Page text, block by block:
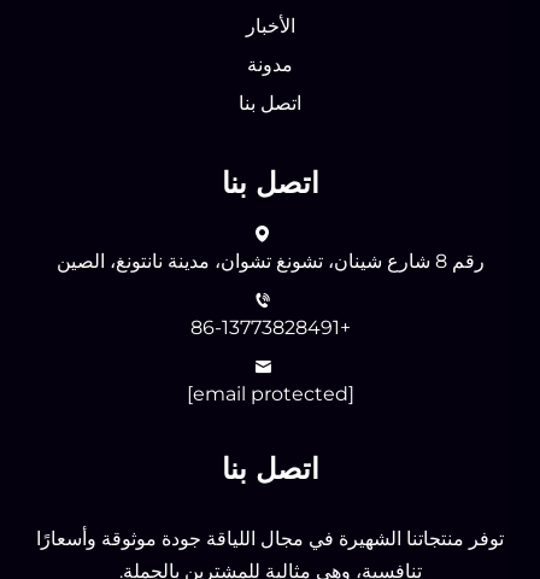
الأخبار
مدونة
اتصل بنا
اتصل بنا
رقم 8 شارع شينان، تشونغ تشوان، مدينة نانتونغ، الصين
+86-13773828491
[email protected]
اتصل بنا
توفر منتجاتنا الشهيرة في مجال اللياقة جودة موثوقة وأسعارًا
تنافسية، وهي مثالية للمشترين بالجملة.